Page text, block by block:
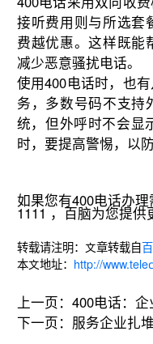
接听费用则与所选套
费越优惠。这样既能
减少恶意骚扰电话。
使用400电话时，也
务，多数号码不支持
统，但外呼时不会显
时，要提高警惕，以
如果您有400电话办
1111 ，百脑为您提供
转载请注明：文章转载自
本文地址： http://
上一页： 400电话：企
下一页： 服务企业扎